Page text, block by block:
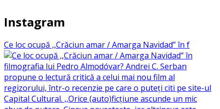
Instagram
Ce loc ocupă ,,Crăciun amar / Amarga Navidad” în f